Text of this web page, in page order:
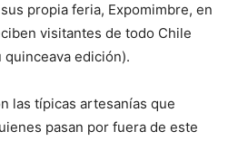
propia feria, Expomimbre, en
visitantes de todo Chile
edición).
las típicas artesanías que
pasan por fuera de este